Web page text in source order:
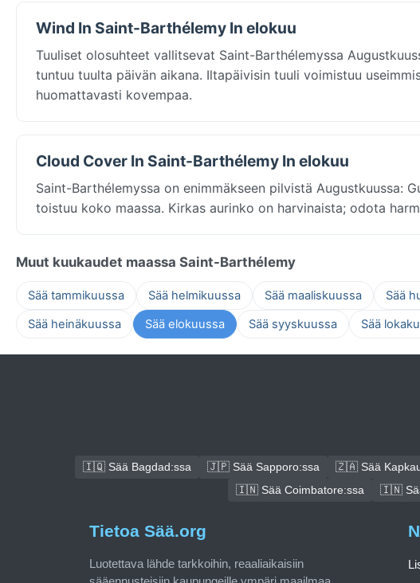
Wind In Saint-Barthélemy In elokuu
Tuuliset olosuhteet vallitsevat Saint-Barthélemyssa
tuntuu tuulta päivän aikana. Iltapäivisin tuuli voimistuu
huomattavasti kovempaa.
Cloud Cover In Saint-Barthélemy In elokuu
Saint-Barthélemyssa on enimmäkseen pilvistä Augustkuussa:
toistuu koko maassa. Kirkas aurinko on harvinaista; odota
Muut kuukaudet maassa Saint-Barthélemy
Sää tammikuussa Sää helmikuussa Sää maaliskuussa Sää
Sää heinäkuussa
Sää elokuussa Sää syyskuussa Sää
🇮🇶 Sää Bagdad:ssa 🇯🇵 Sää Sapporo:ssa 🇿🇦 Sää
🇮🇳 Sää Coimbatore:ssa
🇮🇳
Tietoa Sää.org
Luotettava lähde tarkkoihin, reaaliaikaisiin